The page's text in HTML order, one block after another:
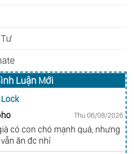
Luận Mới
Thu 06/08/2026
có con chó mạnh quá, nhưng
ăn đc nhỉ